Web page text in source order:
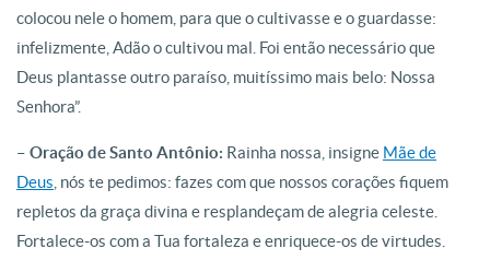
colocou nele o homem, para que o cultivasse e o guardasse:
infelizmente, Adão o cultivou mal. Foi então necessário que
Deus plantasse outro paraíso, muitíssimo mais belo: Nossa
Senhora”.
– Oração de Santo Antônio: Rainha nossa, insigne Mãe de
Deus , nós te pedimos: fazes com que nossos corações fiquem
repletos da graça divina e resplandeçam de alegria celeste.
Fortalece-os com a Tua fortaleza e enriquece-os de virtudes.